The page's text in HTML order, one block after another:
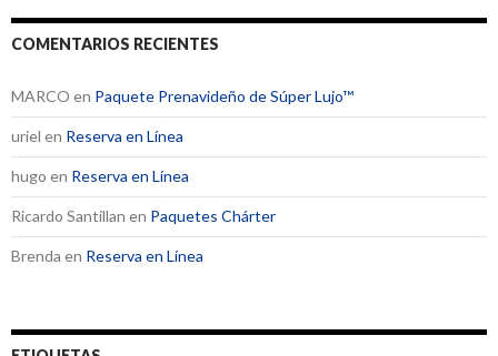
COMENTARIOS RECIENTES
MARCO en Paquete Prenavideño de Súper Lujo™
uriel en Reserva en Línea
hugo en Reserva en Línea
Ricardo Santillan en Paquetes Chárter
Brenda en Reserva en Línea